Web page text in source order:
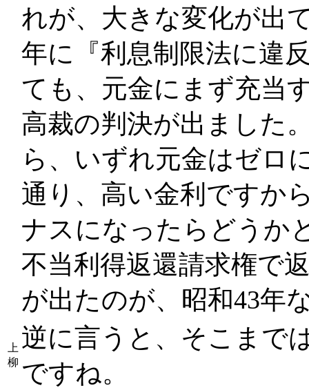
れが、大きな変化が出
年に『利息制限法に違
ても、元金にまず充当
高裁の判決が出ました
ら、いずれ元金はゼロ
通り、高い金利ですか
ナスになったらどうか
不当利得返還請求権で
が出たのが、昭和43年
上
柳
逆に言うと、そこまで
ですね。